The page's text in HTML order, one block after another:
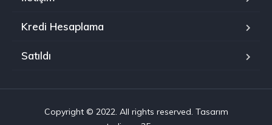
Kredi Hesaplama
Satıldı
Copyright © 2022. All rights reserved. Tasarım